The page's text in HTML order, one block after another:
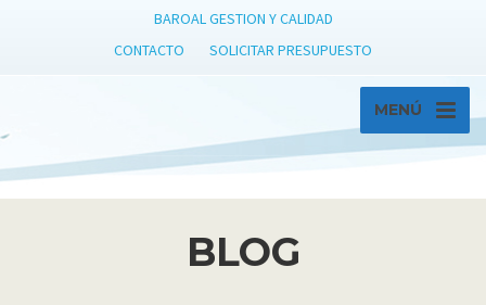
BAROAL GESTION Y CALIDAD
CONTACTO
SOLICITAR PRESUPUESTO
MENÚ
BLOG